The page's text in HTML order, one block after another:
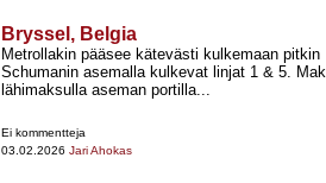
Bryssel, Belgia
Metrollakin pääsee kätevästi kulkemaan pitkin
Schumanin asemalla kulkevat linjat 1 & 5.
lähimaksulla aseman portilla...
Ei kommentteja
03.02.2026 Jari Ahokas